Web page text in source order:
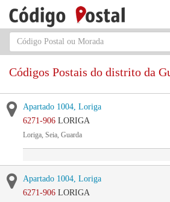
Códigos Postais do distrito da
Apartado 1004, Loriga
6271-906 LORIGA
Loriga, Seia, Guarda
Apartado 1004, Loriga
6271-906 LORIGA